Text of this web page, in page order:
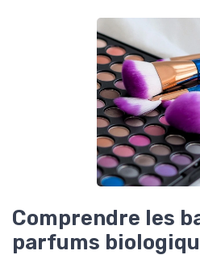
Comprendre les
parfums